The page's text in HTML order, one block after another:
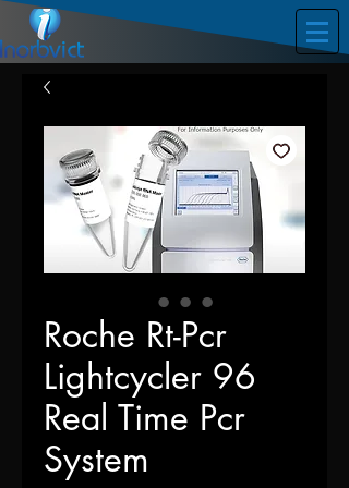
Roche Rt-Pcr
Lightcycler 96
Real Time Pcr
System